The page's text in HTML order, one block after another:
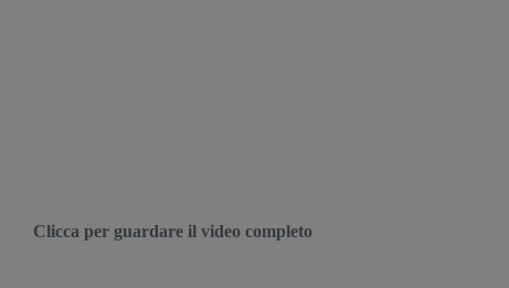
Clicca per guardare il video completo